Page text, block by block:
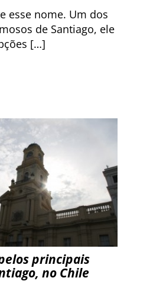
esse nome. Um dos
de Santiago, ele
[…]
principais
no Chile